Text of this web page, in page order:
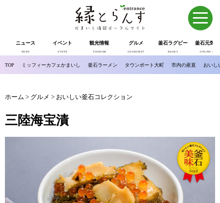
ニュース
NEWS
イベント
EVENT
観光情報
TOURISM
グルメ
GOURUMET
釜石ラグビー
RUGBY
釜石元気
ONLINE SHOP
TOP ミッフィーカフェかまいし 釜石ラーメン タウンポート大町 市内の産直 おいし
ホーム > グルメ > おいしい釜石コレクション
三陸海宝漬